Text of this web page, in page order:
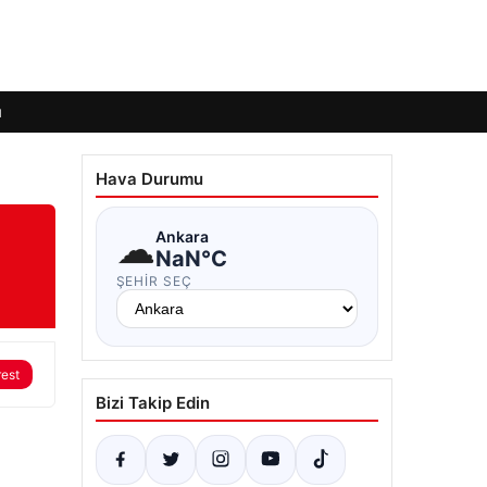
Hava Durumu
☁Ankara
NaN°C
ŞEHIR SEÇ
Bizi Takip Edin